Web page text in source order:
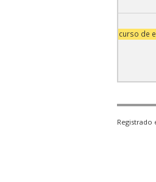
curso de
Registrado